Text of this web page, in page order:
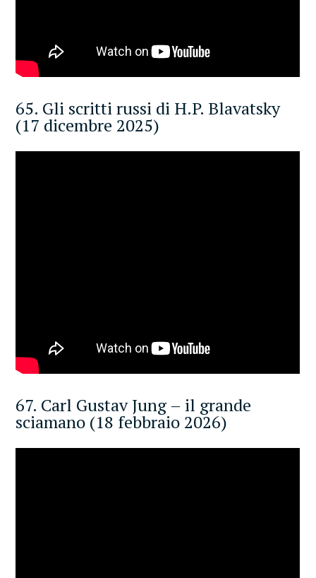
65. Gli scritti russi di H.P. Blavatsky
(17 dicembre 2025)
67. Carl Gustav Jung – il grande
sciamano (18 febbraio 2026)